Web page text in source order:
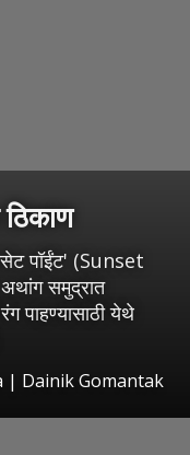
ठिकाण
पॉईंट' (Sunset
समुद्रात
पाहण्यासाठी येथे
| Dainik Gomantak